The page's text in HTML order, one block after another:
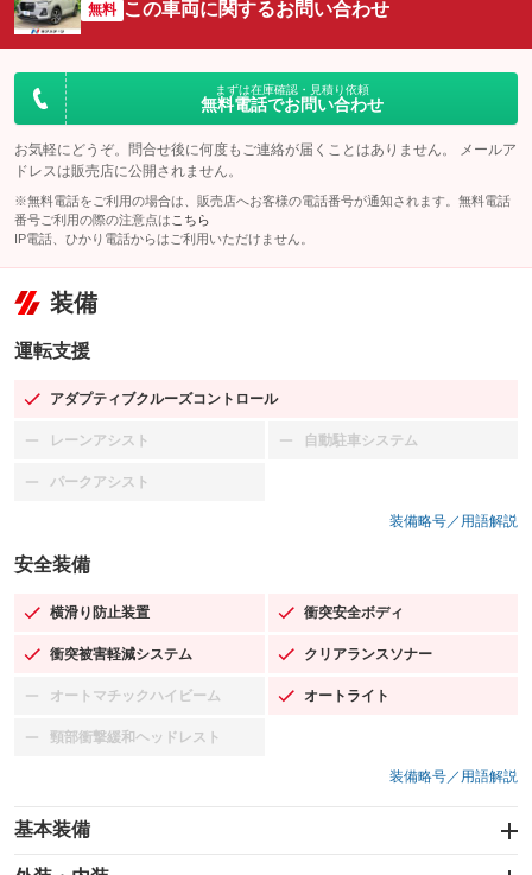
無料 この車両に関するお問い合わせ
まずは在庫確認・見積り依頼
無料電話でお問い合わせ
お気軽にどうぞ。問合せ後に何度もご連絡が届くことはありません。 メールア
ドレスは販売店に公開されません。
※無料電話をご利用の場合は、販売店へお客様の電話番号が通知されます。無料電話
番号ご利用の際の注意点は こちら
IP電話、ひかり電話からはご利用いただけません。
装備
運転支援
アダプティブクルーズコントロール
：装備あり
レーンアシスト
：装備なし 自動駐車システム
：装備なし
パークアシスト
：装備なし
装備略号／用語解説
安全装備
横滑り防止装置
：装備あり 衝突安全ボディ
：装備あり
衝突被害軽減システム
：装備あり クリアランスソナー
：装備あり
オートマチックハイビーム
：装備なし オートライト
：装備あり
頸部衝撃緩和ヘッドレスト
：装備なし
装備略号／用語解説
基本装備